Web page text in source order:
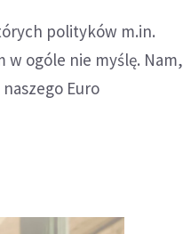
polityków m.in.
w ogóle nie myślę. Nam,
Euro